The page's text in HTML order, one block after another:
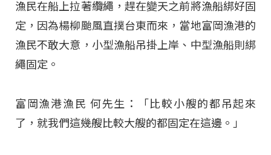
漁民在船上拉著纜繩，趕在變天之前將漁船綁好固
定，因為楊柳颱風直撲台東而來，當地富岡漁港的
漁民不敢大意，小型漁船吊掛上岸、中型漁船則綁
繩固定。
富岡漁港漁民 何先生：「比較小艘的都吊起來
了，就我們這幾艘比較大艘的都固定在這邊。」